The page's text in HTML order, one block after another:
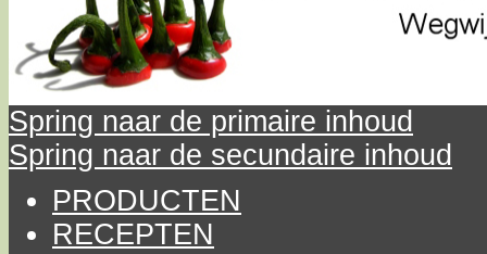
Spring naar de primaire inhoud
Spring naar de secundaire inhoud
PRODUCTEN
RECEPTEN